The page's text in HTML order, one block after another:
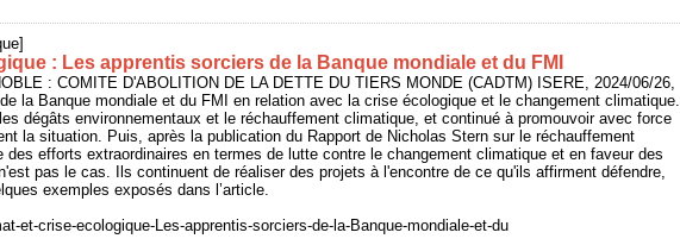
: Les apprentis sorciers de la Banque mondiale et du FMI
: COMITE D'ABOLITION DE LA DETTE DU TIERS MONDE (CADTM) ISERE, 2024/06/26,
la Banque mondiale et du FMI en relation avec la crise écologique et le changement climatique.
dégâts environnementaux et le réchauffement climatique, et continué à promouvoir avec force
la situation. Puis, après la publication du Rapport de Nicholas Stern sur le réchauffement
des efforts extraordinaires en termes de lutte contre le changement climatique et en faveur des
pas le cas. Ils continuent de réaliser des projets à l'encontre de ce qu'ils affirment défendre,
exemples exposés dans l’article.
et-crise-ecologique-Les-apprentis-sorciers-de-la-Banque-mondiale-et-du